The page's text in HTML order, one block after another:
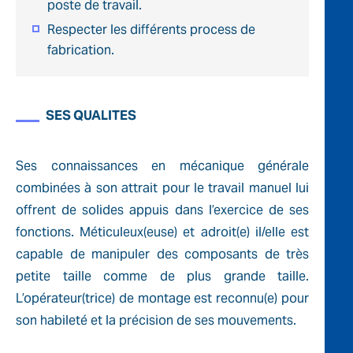
poste de travail.
Respecter les différents process de
fabrication.
SES QUALITES
Ses connaissances en mécanique générale
combinées à son attrait pour le travail manuel lui
offrent de solides appuis dans l’exercice de ses
fonctions. Méticuleux(euse) et adroit(e) il/elle est
capable de manipuler des composants de très
petite taille comme de plus grande taille.
L’opérateur(trice) de montage est reconnu(e) pour
son habileté et la précision de ses mouvements.